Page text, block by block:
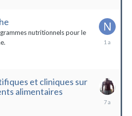
nutritionnels pour le
18
et cliniques sur
alimentaires
18